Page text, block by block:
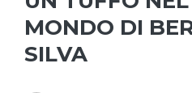
MONDO DI
SILVA